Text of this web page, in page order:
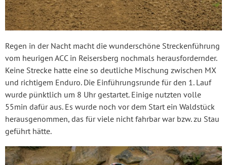
Regen in der Nacht macht die wunderschöne Streckenführung
vom heurigen ACC in Reisersberg nochmals herausfordernder.
Keine Strecke hatte eine so deutliche Mischung zwischen MX
und richtigem Enduro. Die Einführungsrunde für den 1. Lauf
wurde pünktlich um 8 Uhr gestartet. Einige nutzten volle
55min dafür aus. Es wurde noch vor dem Start ein Waldstück
herausgenommen, das für viele nicht fahrbar war bzw. zu Stau
geführt hätte.